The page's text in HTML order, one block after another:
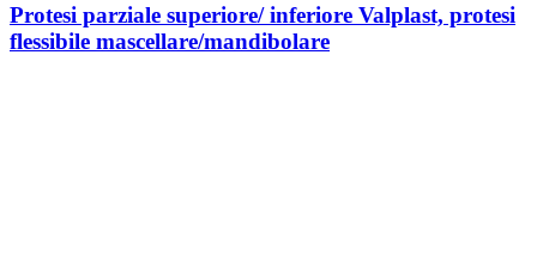
Protesi parziale superiore/ inferiore Valplast, protesi
flessibile mascellare/mandibolare